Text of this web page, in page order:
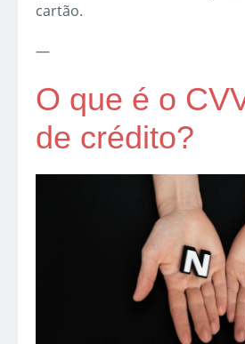
cartão.
—
O que é o
de crédito?